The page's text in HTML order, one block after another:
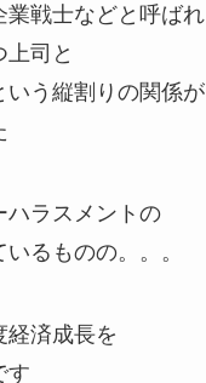
業戦士などと呼ばれ
司と
いう縦割りの関係が
ハラスメントの
るものの。。。
経済成長を
す